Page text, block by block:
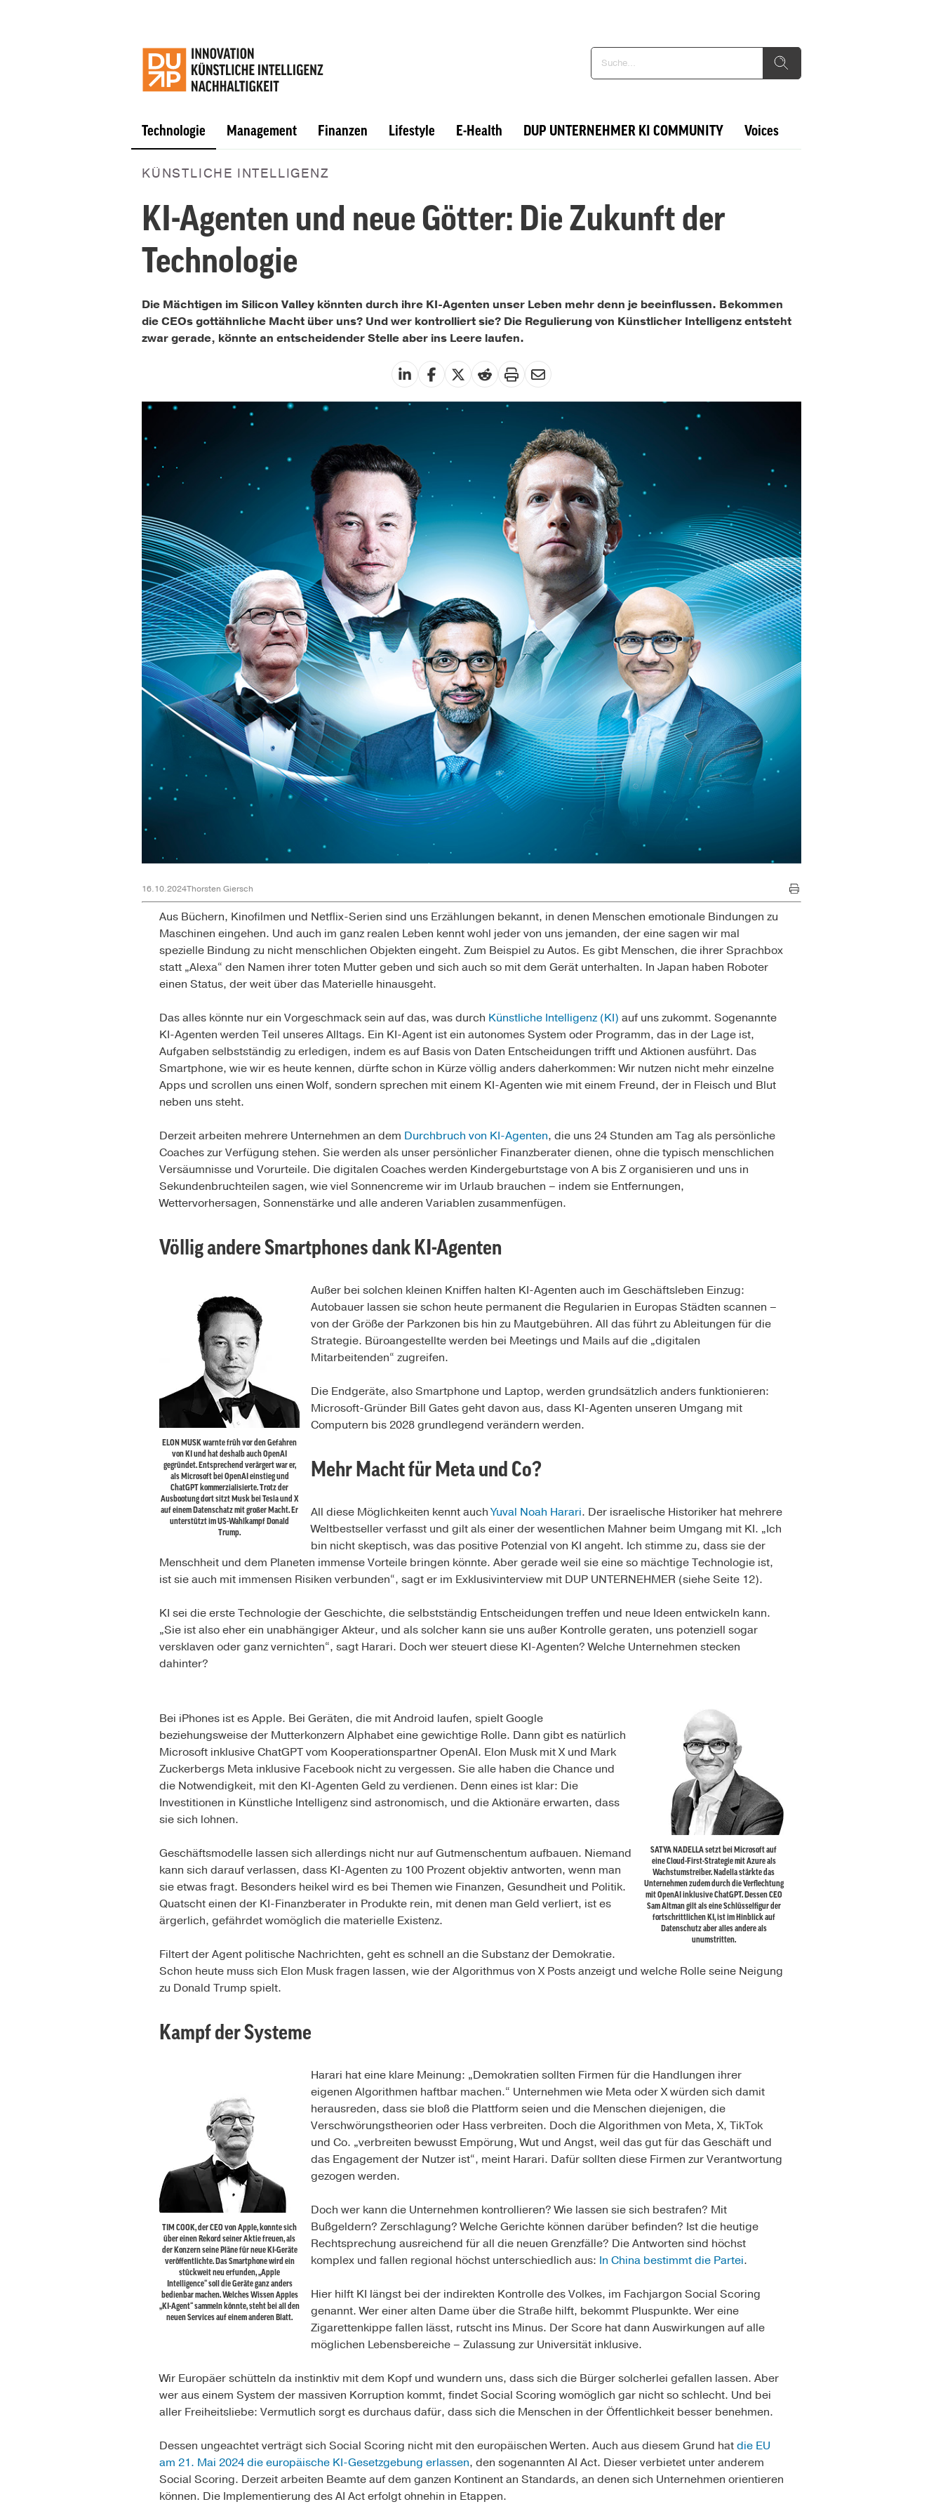
Technologie Management Finanzen Lifestyle E-Health DUP UNTERNEHMER KI COMMUNITY Voices
KÜNSTLICHE INTELLIGENZ
KI-Agenten und neue Götter: Die Zukunft der
Technologie
Die Mächtigen im Silicon Valley könnten durch ihre KI-Agenten unser Leben mehr denn je beeinflussen. Bekommen
die CEOs gottähnliche Macht über uns? Und wer kontrolliert sie? Die Regulierung von Künstlicher Intelligenz entsteht
zwar gerade, könnte an entscheidender Stelle aber ins Leere laufen.
16.10.2024Thorsten Giersch
Aus Büchern, Kinofilmen und Netflix-Serien sind uns Erzählungen bekannt, in denen Menschen emotionale Bindungen zu
Maschinen eingehen. Und auch im ganz realen Leben kennt wohl jeder von uns jemanden, der eine sagen wir mal
spezielle Bindung zu nicht menschlichen Objekten eingeht. Zum Beispiel zu Autos. Es gibt Menschen, die ihrer Sprachbox
statt „Alexa“ den Namen ihrer toten Mutter geben und sich auch so mit dem Gerät unterhalten. In Japan haben Roboter
einen Status, der weit über das Materielle hinausgeht.
Das alles könnte nur ein Vorgeschmack sein auf das, was durch Künstliche Intelligenz (KI) auf uns zukommt. Sogenannte
KI-Agenten werden Teil unseres Alltags. Ein KI-Agent ist ein autonomes System oder Programm, das in der Lage ist,
Aufgaben selbstständig zu erledigen, indem es auf Basis von Daten Entscheidungen trifft und Aktionen ausführt. Das
Smartphone, wie wir es heute kennen, dürfte schon in Kürze völlig anders daherkommen: Wir nutzen nicht mehr einzelne
Apps und scrollen uns einen Wolf, sondern sprechen mit einem KI-Agenten wie mit einem Freund, der in Fleisch und Blut
neben uns steht.
Derzeit arbeiten mehrere Unternehmen an dem Durchbruch von KI-Agenten, die uns 24 Stunden am Tag als persönliche
Coaches zur Verfügung stehen. Sie werden als unser persönlicher Finanzberater dienen, ohne die typisch menschlichen
Versäumnisse und Vorurteile. Die digitalen Coaches werden Kindergeburtstage von A bis Z organisieren und uns in
Sekundenbruchteilen sagen, wie viel Sonnencreme wir im Urlaub brauchen – indem sie Entfernungen,
Wettervorhersagen, Sonnenstärke und alle anderen Variablen zusammenfügen.
Völlig andere Smartphones dank KI-Agenten
ELON MUSK warnte früh vor den Gefahren
von KI und hat deshalb auch OpenAI
gegründet. Entsprechend verärgert war er,
als Microsoft bei OpenAI einstieg und
ChatGPT kommerzialisierte. Trotz der
Ausbootung dort sitzt Musk bei Tesla und X
auf einem Datenschatz mit großer Macht. Er
unterstützt im US-Wahlkampf Donald
Trump.
Außer bei solchen kleinen Kniffen halten KI-Agenten auch im Geschäftsleben Einzug:
Autobauer lassen sie schon heute permanent die Regularien in Europas Städten scannen –
von der Größe der Parkzonen bis hin zu Mautgebühren. All das führt zu Ableitungen für die
Strategie. Büroangestellte werden bei Meetings und Mails auf die „digitalen
Mitarbeitenden“ zugreifen.
Die Endgeräte, also Smartphone und Laptop, werden grundsätzlich anders funktionieren:
Microsoft-Gründer Bill Gates geht davon aus, dass KI-Agenten unseren Umgang mit
Computern bis 2028 grundlegend verändern werden.
Mehr Macht für Meta und Co?
All diese Möglichkeiten kennt auchYuval Noah Harari. Der israelische Historiker hat mehrere
Weltbestseller verfasst und gilt als einer der wesentlichen Mahner beim Umgang mit KI. „Ich
bin nicht skeptisch, was das positive Potenzial von KI angeht. Ich stimme zu, dass sie der
Menschheit und dem Planeten immense Vorteile bringen könnte. Aber gerade weil sie eine so mächtige Technologie ist,
ist sie auch mit immensen Risiken verbunden“, sagt er im Exklusivinterview mit DUP UNTERNEHMER (siehe Seite 12).
KI sei die erste Technologie der Geschichte, die selbstständig Entscheidungen treffen und neue Ideen entwickeln kann.
„Sie ist also eher ein unabhängiger Akteur, und als solcher kann sie uns außer Kontrolle geraten, uns potenziell sogar
versklaven oder ganz vernichten“, sagt Harari. Doch wer steuert diese KI-Agenten? Welche Unternehmen stecken
dahinter?
SATYA NADELLA setzt bei Microsoft auf
eine Cloud-First-Strategie mit Azure als
Wachstumstreiber. Nadella stärkte das
Unternehmen zudem durch die Verflechtung
mit OpenAI inklusive ChatGPT. Dessen CEO
Sam Altman gilt als eine Schlüsselfigur der
fortschrittlichen KI, ist im Hinblick auf
Datenschutz aber alles andere als
unumstritten.
Bei iPhones ist es Apple. Bei Geräten, die mit Android laufen, spielt Google
beziehungsweise der Mutterkonzern Alphabet eine gewichtige Rolle. Dann gibt es natürlich
Microsoft inklusive ChatGPT vom Kooperationspartner OpenAI. Elon Musk mit X und Mark
Zuckerbergs Meta inklusive Facebook nicht zu vergessen. Sie alle haben die Chance und
die Notwendigkeit, mit den KI-Agenten Geld zu verdienen. Denn eines ist klar: Die
Investitionen in Künstliche Intelligenz sind astronomisch, und die Aktionäre erwarten, dass
sie sich lohnen.
Geschäftsmodelle lassen sich allerdings nicht nur auf Gutmenschentum aufbauen. Niemand
kann sich darauf verlassen, dass KI-Agenten zu 100 Prozent objektiv antworten, wenn man
sie etwas fragt. Besonders heikel wird es bei Themen wie Finanzen, Gesundheit und Politik.
Quatscht einen der KI-Finanzberater in Produkte rein, mit denen man Geld verliert, ist es
ärgerlich, gefährdet womöglich die materielle Existenz.
Filtert der Agent politische Nachrichten, geht es schnell an die Substanz der Demokratie.
Schon heute muss sich Elon Musk fragen lassen, wie der Algorithmus von X Posts anzeigt und welche Rolle seine Neigung
zu Donald Trump spielt.
Kampf der Systeme
TIM COOK, der CEO von Apple, konnte sich
über einen Rekord seiner Aktie freuen, als
der Konzern seine Pläne für neue KI-Geräte
veröffentlichte. Das Smartphone wird ein
stückweit neu erfunden, „Apple
Intelligence“ soll die Geräte ganz anders
bedienbar machen. Welches Wissen Apples
„KI-Agent“ sammeln könnte, steht bei all den
neuen Services auf einem anderen Blatt.
Harari hat eine klare Meinung: „Demokratien sollten Firmen für die Handlungen ihrer
eigenen Algorithmen haftbar machen.“ Unternehmen wie Meta oder X würden sich damit
herausreden, dass sie bloß die Plattform seien und die Menschen diejenigen, die
Verschwörungstheorien oder Hass verbreiten. Doch die Algorithmen von Meta, X, TikTok
und Co. „verbreiten bewusst Empörung, Wut und Angst, weil das gut für das Geschäft und
das Engagement der Nutzer ist“, meint Harari. Dafür sollten diese Firmen zur Verantwortung
gezogen werden.
Doch wer kann die Unternehmen kontrollieren? Wie lassen sie sich bestrafen? Mit
Bußgeldern? Zerschlagung? Welche Gerichte können darüber befinden? Ist die heutige
Rechtsprechung ausreichend für all die neuen Grenzfälle? Die Antworten sind höchst
komplex und fallen regional höchst unterschiedlich aus: In China bestimmt die Partei.
Hier hilft KI längst bei der indirekten Kontrolle des Volkes, im Fachjargon Social Scoring
genannt. Wer einer alten Dame über die Straße hilft, bekommt Pluspunkte. Wer eine
Zigarettenkippe fallen lässt, rutscht ins Minus. Der Score hat dann Auswirkungen auf alle
möglichen Lebensbereiche – Zulassung zur Universität inklusive.
Wir Europäer schütteln da instinktiv mit dem Kopf und wundern uns, dass sich die Bürger solcherlei gefallen lassen. Aber
wer aus einem System der massiven Korruption kommt, findet Social Scoring womöglich gar nicht so schlecht. Und bei
aller Freiheitsliebe: Vermutlich sorgt es durchaus dafür, dass sich die Menschen in der Öffentlichkeit besser benehmen.
Dessen ungeachtet verträgt sich Social Scoring nicht mit den europäischen Werten. Auch aus diesem Grund hatdie EU
am 21. Mai 2024 die europäische KI-Gesetzgebung erlassen, den sogenannten AI Act. Dieser verbietet unter anderem
Social Scoring. Derzeit arbeiten Beamte auf dem ganzen Kontinent an Standards, an denen sich Unternehmen orientieren
können. Die Implementierung des AI Act erfolgt ohnehin in Etappen.